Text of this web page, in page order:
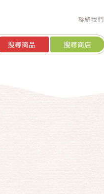
聯絡我們
搜尋商品 搜尋商店